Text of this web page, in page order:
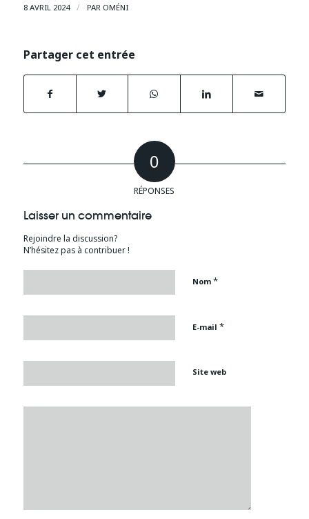
8 AVRIL 2024 / PAR OMÉNI
Partager cet entrée
0
RÉPONSES
Laisser un commentaire
Rejoindre la discussion?
N’hésitez pas à contribuer !
Nom *
E-mail *
Site web